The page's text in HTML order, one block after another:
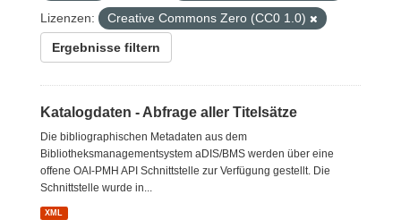
Lizenzen:
Creative Commons Zero (CC0 1.0)
Ergebnisse filtern
Katalogdaten - Abfrage aller Titelsätze
Die bibliographischen Metadaten aus dem
Bibliotheksmanagementsystem aDIS/BMS werden über eine
offene OAI-PMH API Schnittstelle zur Verfügung gestellt. Die
Schnittstelle wurde in...
XML